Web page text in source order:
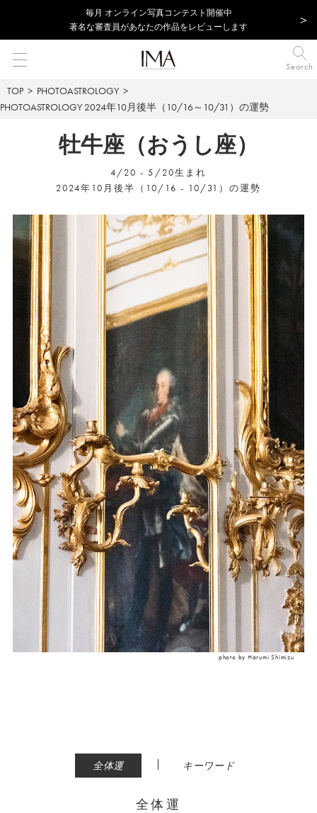
毎⽉ オンライン写真コンテスト開催中
著名な審査員があなたの作品をレビューします
Search
TOP
PHOTOASTROLOGY
PHOTOASTROLOGY 2024年10月後半（10/16～10/31）の運勢
牡牛座（おうし座）
4/20 - 5/20生まれ
2024年10月後半（10/16 - 10/31）の運勢
photo by Harumi Shimizu
全体運 | キーワード
全体運